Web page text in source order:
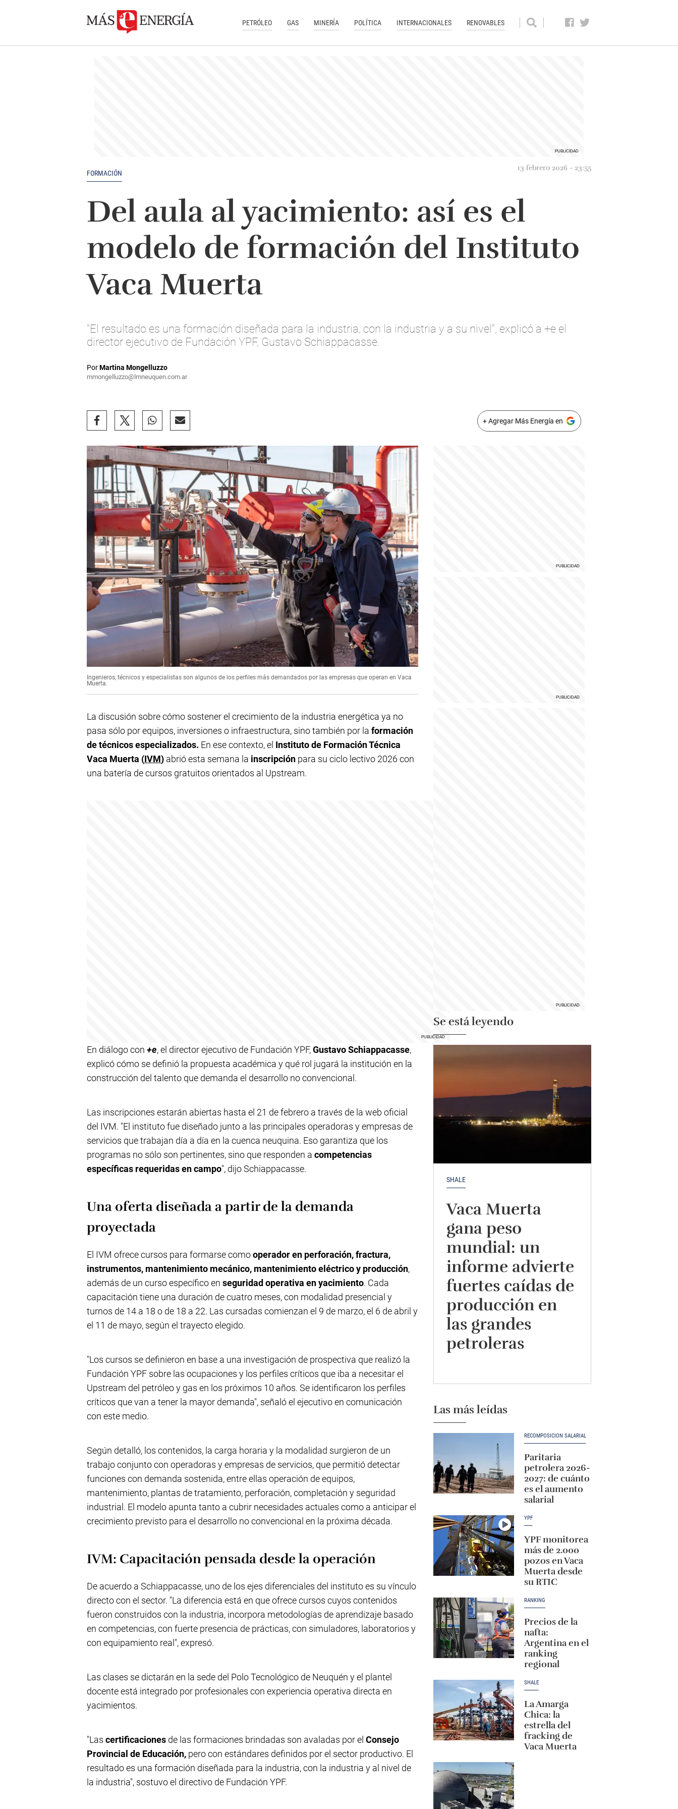
PETRÓLEO GAS MINERÍA POLÍTICA INTERNACIONALES RENOVABLES
FORMACIÓN
13 febrero 2026 - 23:55
Del aula al yacimiento: así es el
modelo de formación del Instituto
Vaca Muerta
"El resultado es una formación diseñada para la industria, con la industria y a su nivel", explicó a +e el
director ejecutivo de Fundación YPF, Gustavo Schiappacasse.
PorMartina Mongelluzzo
mmongelluzzo@lmneuquen.com.ar
+ Agregar Más Energía en
Ingenieros, técnicos y especialistas son algunos de los perfiles más demandados por las empresas que operan en Vaca
Muerta.
La discusión sobre cómo sostener el crecimiento de la industria energética ya no
pasa sólo por equipos, inversiones o infraestructura, sino también por la formación
de técnicos especializados. En ese contexto, el Instituto de Formación Técnica
Vaca Muerta (IVM) abrió esta semana la inscripción para su ciclo lectivo 2026 con
una batería de cursos gratuitos orientados al Upstream.
En diálogo con +e, el director ejecutivo de Fundación YPF,Gustavo Schiappacasse,
explicó cómo se definió la propuesta académica y qué rol jugará la institución en la
construcción del talento que demanda el desarrollo no convencional.
Las inscripciones estarán abiertas hasta el 21 de febrero a través de la web oficial
del IVM. "El instituto fue diseñado junto a las principales operadoras y empresas de
servicios que trabajan día a día en la cuenca neuquina. Eso garantiza que los
programas no sólo son pertinentes, sino que responden a competencias
específicas requeridas en campo", dijo Schiappacasse.
Una oferta diseñada a partir de la demanda
proyectada
El IVM ofrece cursos para formarse comooperador en perforación, fractura,
instrumentos, mantenimiento mecánico, mantenimiento eléctrico y producción,
además de un curso específico en seguridad operativa en yacimiento. Cada
capacitación tiene una duración de cuatro meses, con modalidad presencial y
turnos de 14 a 18 o de 18 a 22. Las cursadas comienzan el 9 de marzo, el 6 de abril y
el 11 de mayo, según el trayecto elegido.
"Los cursos se definieron en base a una investigación de prospectiva que realizó la
Fundación YPF sobre las ocupaciones y los perfiles críticos que iba a necesitar el
Upstream del petróleo y gas en los próximos 10 años. Se identificaron los perfiles
críticos que van a tener la mayor demanda", señaló el ejecutivo en comunicación
con este medio.
Según detalló, los contenidos, la carga horaria y la modalidad surgieron de un
trabajo conjunto con operadoras y empresas de servicios, que permitió detectar
funciones con demanda sostenida, entre ellas operación de equipos,
mantenimiento, plantas de tratamiento, perforación, completación y seguridad
industrial. El modelo apunta tanto a cubrir necesidades actuales como a anticipar el
crecimiento previsto para el desarrollo no convencional en la próxima década.
IVM: Capacitación pensada desde la operación
De acuerdo a Schiappacasse, uno de los ejes diferenciales del instituto es su vínculo
directo con el sector. "La diferencia está en que ofrece cursos cuyos contenidos
fueron construidos con la industria, incorpora metodologías de aprendizaje basado
en competencias, con fuerte presencia de prácticas, con simuladores, laboratorios y
con equipamiento real", expresó.
Las clases se dictarán en la sede del Polo Tecnológico de Neuquén y el plantel
docente está integrado por profesionales con experiencia operativa directa en
yacimientos.
"Las certificaciones de las formaciones brindadas son avaladas por el Consejo
Provincial de Educación, pero con estándares definidos por el sector productivo. El
resultado es una formación diseñada para la industria, con la industria y al nivel de
la industria", sostuvo el directivo de Fundación YPF.
Se está leyendo
SHALE
Vaca Muerta
gana peso
mundial: un
informe advierte
fuertes caídas de
producción en
las grandes
petroleras
Las más leídas
RECOMPOSICIÓN SALARIAL
Paritaria
petrolera 2026-
2027: de cuánto
es el aumento
salarial
YPF
YPF monitorea
más de 2.000
pozos en Vaca
Muerta desde
su RTIC
RANKING
Precios de la
nafta:
Argentina en el
ranking
regional
SHALE
La Amarga
Chica: la
estrella del
fracking de
Vaca Muerta